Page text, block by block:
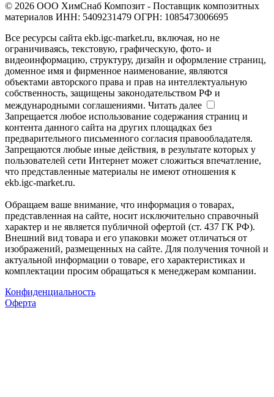
© 2026 ООО ХимСнаб Композит - Поставщик композитных
материалов ИНН: 5409231479 ОГРН: 1085473006695
Все ресурсы сайта ekb.igc-market.ru, включая, но не
ограничиваясь, текстовую, графическую, фото- и
видеоинформацию, структуру, дизайн и оформление страниц,
доменное имя и фирменное наименование, являются
объектами авторского права и прав на интеллектуальную
собственность, защищены законодательством РФ и
международными соглашениями. Читать далее
Запрещается любое использование содержания страниц и
контента данного сайта на других площадках без
предварительного письменного согласия правообладателя.
Запрещаются любые иные действия, в результате которых у
пользователей сети Интернет может сложиться впечатление,
что представленные материалы не имеют отношения к
ekb.igc-market.ru.
Обращаем ваше внимание, что информация о товарах,
представленная на сайте, носит исключительно справочный
характер и не является публичной офертой (ст. 437 ГК РФ).
Внешний вид товара и его упаковки может отличаться от
изображений, размещенных на сайте. Для получения точной и
актуальной информации о товаре, его характеристиках и
комплектации просим обращаться к менеджерам компании.
Конфиденциальность
Оферта